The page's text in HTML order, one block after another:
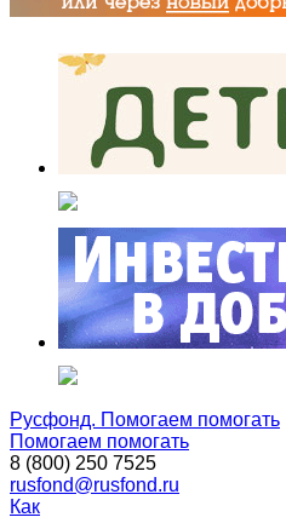
Русфонд. Помогаем помогать
Помогаем помогать
8 (800) 250 7525
rusfond@rusfond.ru
Как